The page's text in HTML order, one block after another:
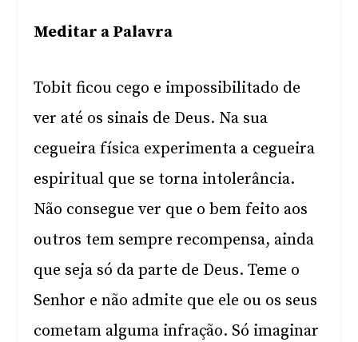
Meditar a Palavra
Tobit ficou cego e impossibilitado de
ver até os sinais de Deus. Na sua
cegueira física experimenta a cegueira
espiritual que se torna intolerância.
Não consegue ver que o bem feito aos
outros tem sempre recompensa, ainda
que seja só da parte de Deus. Teme o
Senhor e não admite que ele ou os seus
cometam alguma infração. Só imaginar